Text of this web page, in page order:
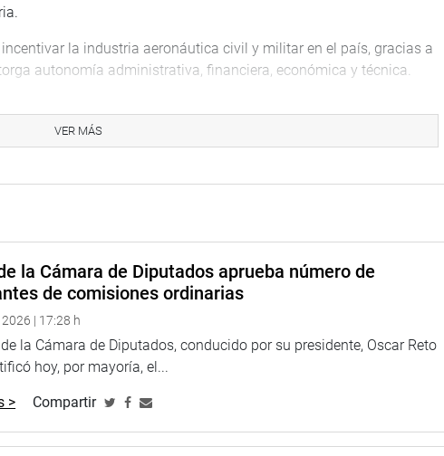
la industria aeronáutica civil y militar en el país, gracias a
autonomía administrativa, financiera, económica y técnica.
servicio de mantenimiento de aeronaves y convierte al Perú en el
mantenimiento del tercer y cuarto escalón, mientras las
el segundo corresponde al cambio de tarjeta electrónica, el
de tarjetas y el cuarto escalón implica desarmar todo el avión
y el Perú tiene el privilegio de brindar este servicio de alta
oficiales de la FAP, ante los miembros de la Comisión de Defensa,
las diversas áreas y compartimientos de las naves aéreas
de constatar las labores técnicas y profesionales del personal
técnicos de mantenimiento, almacenamiento, y trabajos de
al SEMAN desarrollar industrias complementarias y conexas,
VER MÁS
la Cámara de Diputados aprueba número de
de comisiones ordinarias
| 17:28 h
la Cámara de Diputados, conducido por su presidente, Oscar Reto
hoy, por mayoría, el...
> Compartir